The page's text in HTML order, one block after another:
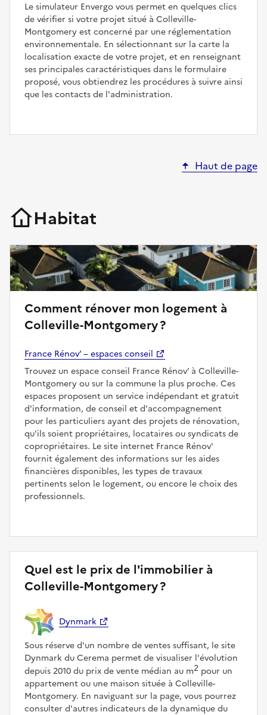
Le simulateur Envergo vous permet en quelques clics
de vérifier si votre projet situé à Colleville-
Montgomery est concerné par une réglementation
environnementale. En sélectionnant sur la carte la
localisation exacte de votre projet, et en renseignant
ses principales caractéristiques dans le formulaire
proposé, vous obtiendrez les procédures à suivre ainsi
que les contacts de l'administration.
Haut de page
Habitat
Comment rénover mon logement à
Colleville-Montgomery ?
France Rénov’ – espaces conseil
Trouvez un espace conseil France Rénov’ à Colleville-
Montgomery ou sur la commune la plus proche. Ces
espaces proposent un service indépendant et gratuit
d'information, de conseil et d'accompagnement
pour les particuliers ayant des projets de rénovation,
qu'ils soient propriétaires, locataires ou syndicats de
copropriétaires. Le site internet France Rénov'
fournit également des informations sur les aides
financières disponibles, les types de travaux
pertinents selon le logement, ou encore le choix des
professionnels.
Quel est le prix de l'immobilier à
Colleville-Montgomery ?
Dynmark
Sous réserve d'un nombre de ventes suffisant, le site
Dynmark du Cerema permet de visualiser l'évolution
depuis 2010 du prix de vente médian au m2 pour un
appartement ou une maison située à Colleville-
Montgomery. En naviguant sur la page, vous pourrez
consulter d'autres indicateurs de la dynamique du